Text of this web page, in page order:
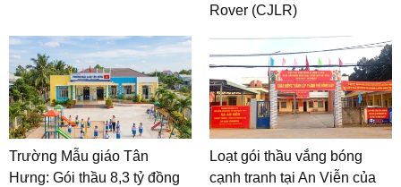
Rover (CJLR)
Trường Mẫu giáo Tân
Hưng: Gói thầu 8,3 tỷ đồng
Loạt gói thầu vắng bóng
cạnh tranh tại An Viễn của